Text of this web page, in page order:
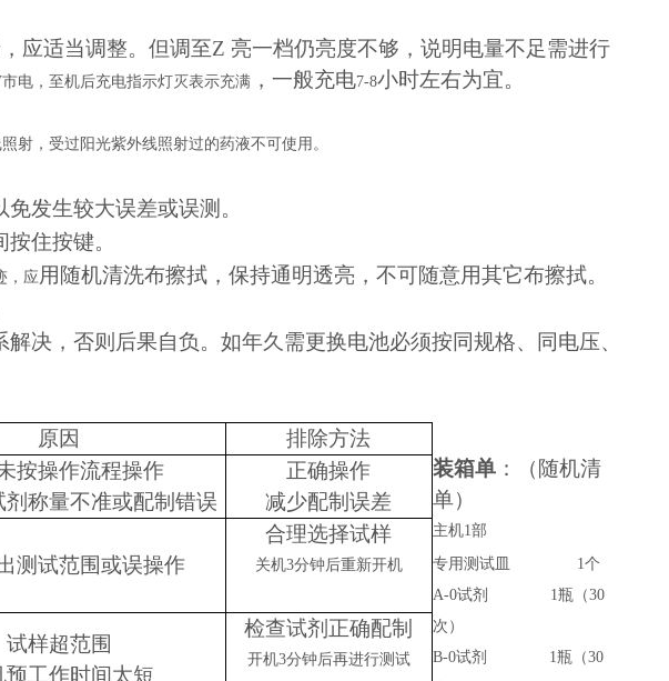
应适当调整。但调至Z 亮一档仍亮度不够，说明电量不足需进行
市电，至机后充电指示灯灭表示充满， 一般充电7-8小时左右为宜。
射，受过阳光紫外线照射过的药液不可使用。
发生较大误差或误测。
住按键。
，应用随机清洗布擦拭，保持通明透亮 ，不可随意用其它布擦拭。
决，否则后果自负。如年久需更换电池必须按同规格、同电压、
原因 排除方法
按操作流程操作
剂称量不准或配制错误
正确操作
减少配制误差
测试范围或误操作
合理选择试样
关机3分钟后重新开机
试样超范围
预工作时间太短
检查试剂正确配制
开机3分钟后再进行测试
装箱单：（随机清
单）
主机1部
专用测试皿
1个
A-0试剂 1瓶（30
次）
B-0试剂 1瓶（30